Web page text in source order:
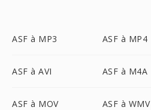
ASF à MP3 ASF à MP4
ASF à AVI ASF à M4A
ASF à MOV ASF à WMV